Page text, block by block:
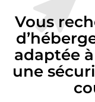
Vous
adaptée
une